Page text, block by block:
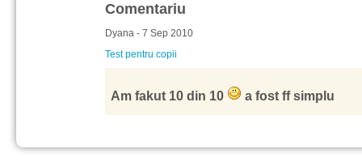
Comentariu
Dyana - 7 Sep 2010
Test pentru copii
Am fakut 10 din 10 a fost ff simplu